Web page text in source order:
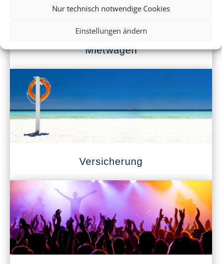
Nur technisch notwendige Cookies
Einstellungen ändern
Mietwagen
Versicherung